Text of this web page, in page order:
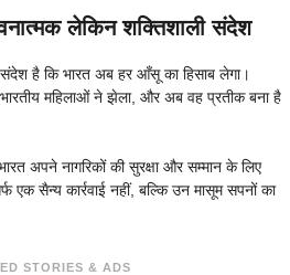
लेकिन शक्तिशाली संदेश
है कि भारत अब हर आँसू का हिसाब लेगा।
महिलाओं ने झेला, और अब वह प्रतीक बना है
अपने नागरिकों की सुरक्षा और सम्मान के लिए
एक सैन्य कार्रवाई नहीं, बल्कि उन मासूम सपनों का
STORIES & ADS